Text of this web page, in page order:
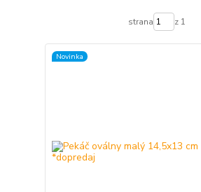
strana z 1
Novinka